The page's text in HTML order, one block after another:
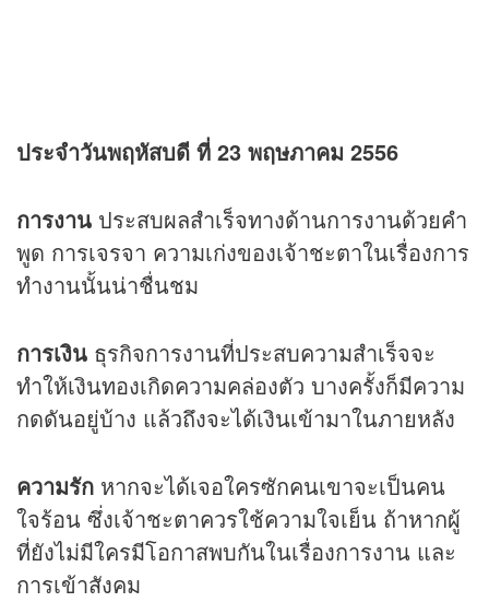
ประจำวันพฤหัสบดี ที่ 23 พฤษภาคม 2556
การงาน ประสบผลสำเร็จทางด้านการงานด้วยคำ
พูด การเจรจา ความเก่งของเจ้าชะตาในเรื่องการ
ทำงานนั้นน่าชื่นชม
การเงิน ธุรกิจการงานที่ประสบความสำเร็จจะ
ทำให้เงินทองเกิดความคล่องตัว บางครั้งก็มีความ
กดดันอยู่บ้าง แล้วถึงจะได้เงินเข้ามาในภายหลัง
ความรัก หากจะได้เจอใครซักคนเขาจะเป็นคน
ใจร้อน ซึ่งเจ้าชะตาควรใช้ความใจเย็น ถ้าหากผู้
ที่ยังไม่มีใครมีโอกาสพบกันในเรื่องการงาน และ
การเข้าสังคม